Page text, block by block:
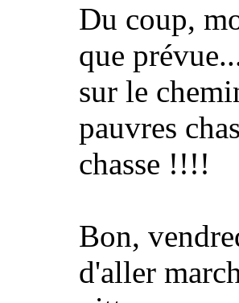
Du coup,
que
sur le
pauvres
chasse !!!!
Bon,
d'aller